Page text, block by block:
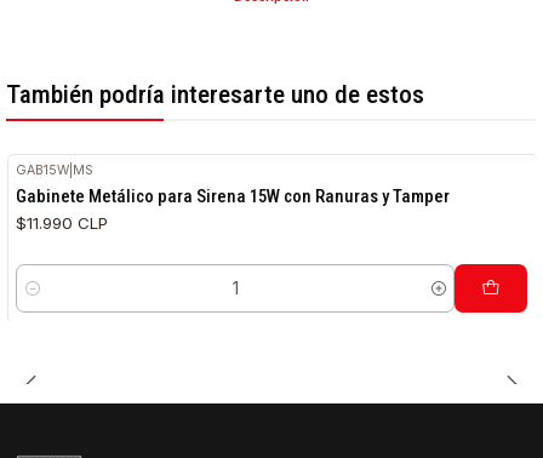
También podría interesarte uno de estos
GAB15W MS
Gabinete Metálico para Sirena 15W con Ranuras y Tamper
$11.990 CLP
Cantidad